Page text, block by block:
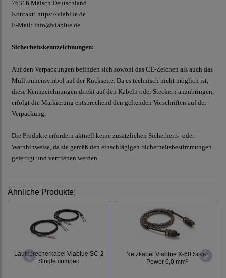
76316 Malsch Deutschland
Kontakt: https://viablue.de
E-Mail: info@viablue.de
Sicherheitskennzeichnungen:
Auf den Verpackungen befinden sich sowohl das CE-Zeichen als auch das
Mülltonnensymbol auf der Rückseite. Da es technisch nicht möglich ist,
diese Kennzeichnungen direkt auf den Kabeln oder Steckern anzubringen,
erfolgt die Markierung entsprechend den geltenden Vorschriften auf der
Verpackung.
Die Produkte erfordern aktuell keine zusätzlichen Sicherheits- oder
Warnhinweise, da sie gemäß den einschlägigen Sicherheitsbestimmungen
gefertigt und vertrieben werden.
Ähnliche Produkte:
Lautsprecherkabel Viablue SC-2
Single crimped
Netzkabel Viablue X-60 Silver
Power 6,0 mm²